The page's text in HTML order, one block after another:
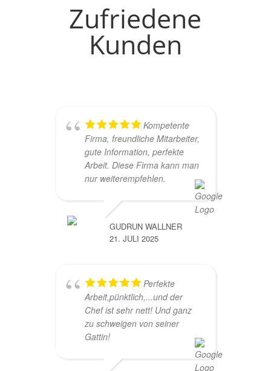
Zufriedene
Kunden
Kompetente
Firma, freundliche Mitarbeiter,
gute Information, perfekte
Arbeit. Diese Firma kann man
nur weiterempfehlen.
GUDRUN WALLNER
21. JULI 2025
Perfekte
Arbeit,pünktlich,...und der
Chef ist sehr nett! Und ganz
zu schweigen von seiner
Gattin!